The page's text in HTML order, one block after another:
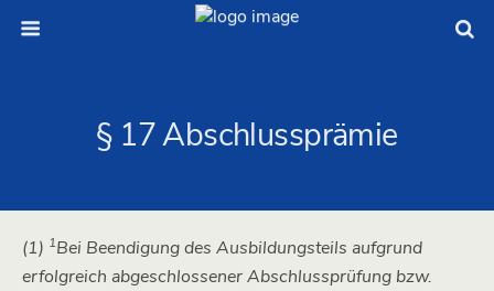
§ 17 Abschlussprämie
(1) 1Bei Beendigung des Ausbildungsteils aufgrund
erfolgreich abgeschlossener Abschlussprüfung bzw.